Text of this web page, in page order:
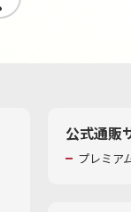
公式通販
プレミア